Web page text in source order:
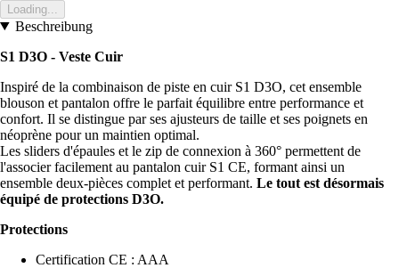
Loading...
Beschreibung
S1 D3O - Veste Cuir
Inspiré de la combinaison de piste en cuir S1 D3O, cet ensemble
blouson et pantalon offre le parfait équilibre entre performance et
confort. Il se distingue par ses ajusteurs de taille et ses poignets en
néoprène pour un maintien optimal.
Les sliders d'épaules et le zip de connexion à 360° permettent de
l'associer facilement au pantalon cuir S1 CE, formant ainsi un
ensemble deux-pièces complet et performant. Le tout est désormais
équipé de protections D3O.
Protections
Certification CE : AAA